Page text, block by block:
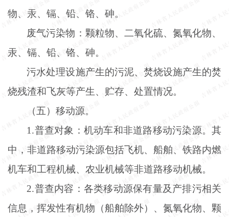
物、汞、镉、铅、铬、砷。
废气污染物：颗粒物、二氧化硫、氮氧化物、
汞、镉、铅、铬、砷。
污水处理设施产生的污泥、焚烧设施产生的焚
烧残渣和飞灰等产生、贮存、处置情况。
（五）移动源。
1.普查对象：机动车和非道路移动污染源。其
中，非道路移动污染源包括飞机、船舶、铁路内燃
机车和工程机械、农业机械等非道路移动机械。
2.普查内容：各类移动源保有量及产排污相关
信息，挥发性有机物（船舶除外）、氮氧化物、颗